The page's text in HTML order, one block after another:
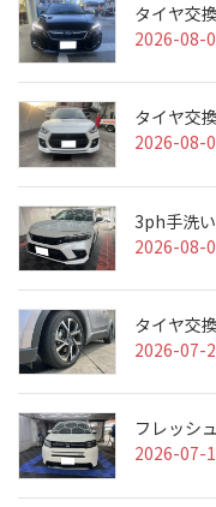
タイヤ交
2026-08-
タイヤ交
2026-08-
3ph手洗
2026-08-
タイヤ交
2026-07-
フレッシ
2026-07-